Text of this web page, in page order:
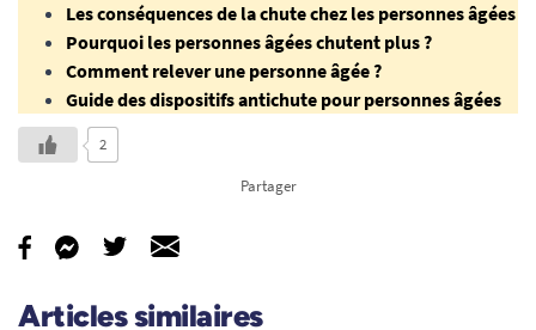
Les conséquences de la chute chez les personnes âgées
Pourquoi les personnes âgées chutent plus ?
Comment relever une personne âgée ?
Guide des dispositifs antichute pour personnes âgées
2
Partager
Articles similaires